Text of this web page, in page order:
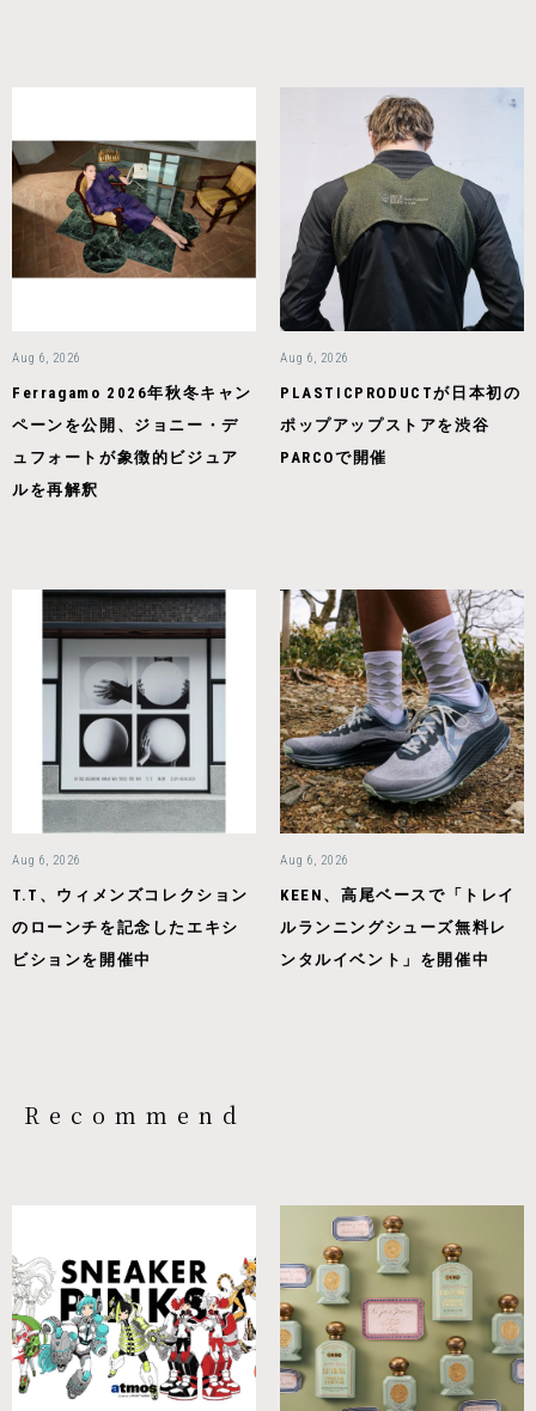
Aug 6, 2026
Ferragamo 2026年秋冬キャン
ペーンを公開、ジョニー・デ
ュフォートが象徴的ビジュア
ルを再解釈
Aug 6, 2026
PLASTICPRODUCTが日本初の
ポップアップストアを渋谷
PARCOで開催
Aug 6, 2026
T.T、ウィメンズコレクション
のローンチを記念したエキシ
ビションを開催中
Aug 6, 2026
KEEN、高尾ベースで「トレイ
ルランニングシューズ無料レ
ンタルイベント」を開催中
Recommend